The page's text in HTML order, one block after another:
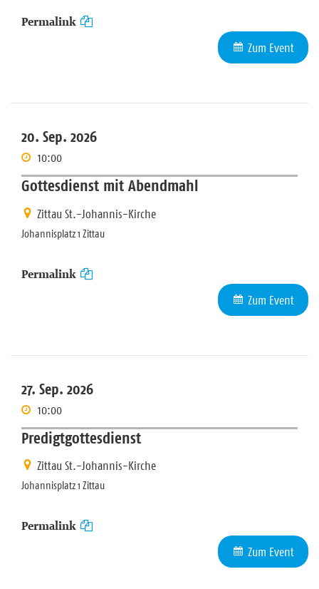
Permalink
Zum Event
20. Sep. 2026
10:00
Gottesdienst mit Abendmahl
Zittau St.-Johannis-Kirche
Johannisplatz 1 Zittau
Permalink
Zum Event
27. Sep. 2026
10:00
Predigtgottesdienst
Zittau St.-Johannis-Kirche
Johannisplatz 1 Zittau
Permalink
Zum Event